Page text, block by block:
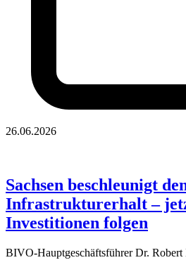
26.06.2026
Sachsen beschleunigt
Infrastrukturerhalt –
Investitionen folgen
BIVO-Hauptgeschäftsführer Dr. Robert